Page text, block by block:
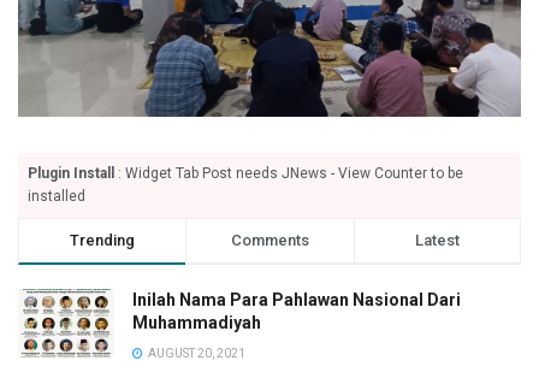
Plugin Install
: Widget Tab Post needs JNews - View Counter to be
installed
Trending Comments Latest
Inilah Nama Para Pahlawan Nasional Dari
Muhammadiyah
AUGUST 20, 2021